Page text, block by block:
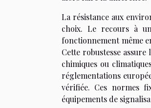
La résistance aux
choix. Le recours à
fonctionnement même
Cette robustesse
chimiques ou
réglementations
vérifiée. Ces normes
équipements de